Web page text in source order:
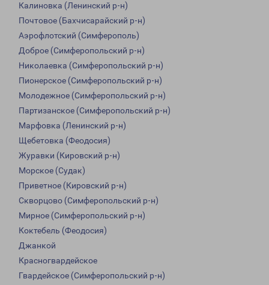
Калиновка (Ленинский р-н)
Почтовое (Бахчисарайский р-н)
Аэрофлотский (Симферополь)
Доброе (Симферопольский р-н)
Николаевка (Симферопольский р-н)
Пионерское (Симферопольский р-н)
Молодежное (Симферопольский р-н)
Партизанское (Симферопольский р-н)
Марфовка (Ленинский р-н)
Щебетовка (Феодосия)
Журавки (Кировский р-н)
Морское (Судак)
Приветное (Кировский р-н)
Скворцово (Симферопольский р-н)
Мирное (Симферопольский р-н)
Коктебель (Феодосия)
Джанкой
Красногвардейское
Гвардейское (Симферопольский р-н)